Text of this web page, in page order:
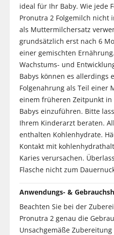
ideal für Ihr Baby. Wie jede
Pronutra 2 Folgemilch nicht
als Muttermilchersatz
grundsätzlich erst nach 6
einer gemischten
Wachstums- und
Babys können es allerdings
Folgenahrung als Teil einer
einem früheren Zeitpunkt in
Babys einzuführen. Bitte
Ihrem Kinderarzt beraten.
enthalten Kohlenhydrate.
Kontakt mit
Karies verursachen.
Flasche nicht zum
Anwendungs- &
Beachten Sie bei der
Pronutra 2 genau die
Unsachgemäße